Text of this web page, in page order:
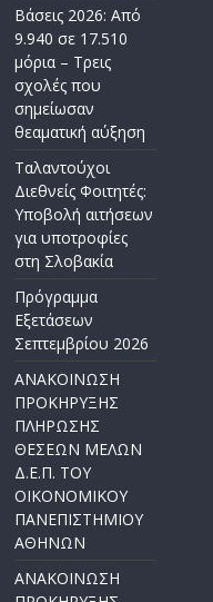
Βάσεις 2026: Από
9.940 σε 17.510
μόρια – Τρεις
σχολές που
σημείωσαν
θεαματική αύξηση
Ταλαντούχοι
Διεθνείς Φοιτητές:
Υποβολή αιτήσεων
για υποτροφίες
στη Σλοβακία
Πρόγραμμα
Εξετάσεων
Σεπτεμβρίου 2026
ΑΝΑΚΟΙΝΩΣΗ
ΠΡΟΚΗΡΥΞΗΣ
ΠΛΗΡΩΣΗΣ
ΘΕΣΕΩΝ ΜΕΛΩΝ
Δ.Ε.Π. ΤΟΥ
ΟΙΚΟΝΟΜΙΚΟΥ
ΠΑΝΕΠΙΣΤΗΜΙΟΥ
ΑΘΗΝΩΝ
ΑΝΑΚΟΙΝΩΣΗ